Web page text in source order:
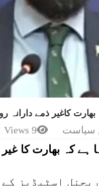
کاغیر ذمے دارانہ
سیاست 9 Views
ہے کہ بھارت کا
اسٹیڈیز